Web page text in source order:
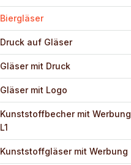
Biergläser
Druck auf Gläser
Gläser mit Druck
Gläser mit Logo
Kunststoffbecher mit Werbung
L1
Kunststoffgläser mit Werbung